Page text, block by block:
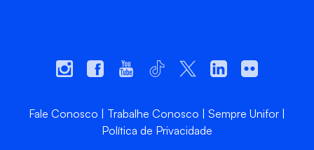
Fale Conosco Trabalhe Conosco
Sempre Unifor
Política de Privacidade